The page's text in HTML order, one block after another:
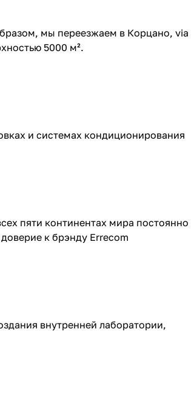
мы переезжаем в Корцано, via
5000 м².
и системах кондиционирования
пяти континентах мира постоянно
к брэнду Errecom
внутренней лаборатории,